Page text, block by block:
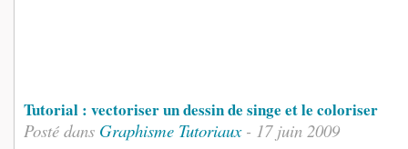
Tutorial : vectoriser un dessin de singe et le coloriser
Posté dans Graphisme Tutoriaux- 17 juin 2009